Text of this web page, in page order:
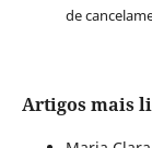
de
Artigos mais